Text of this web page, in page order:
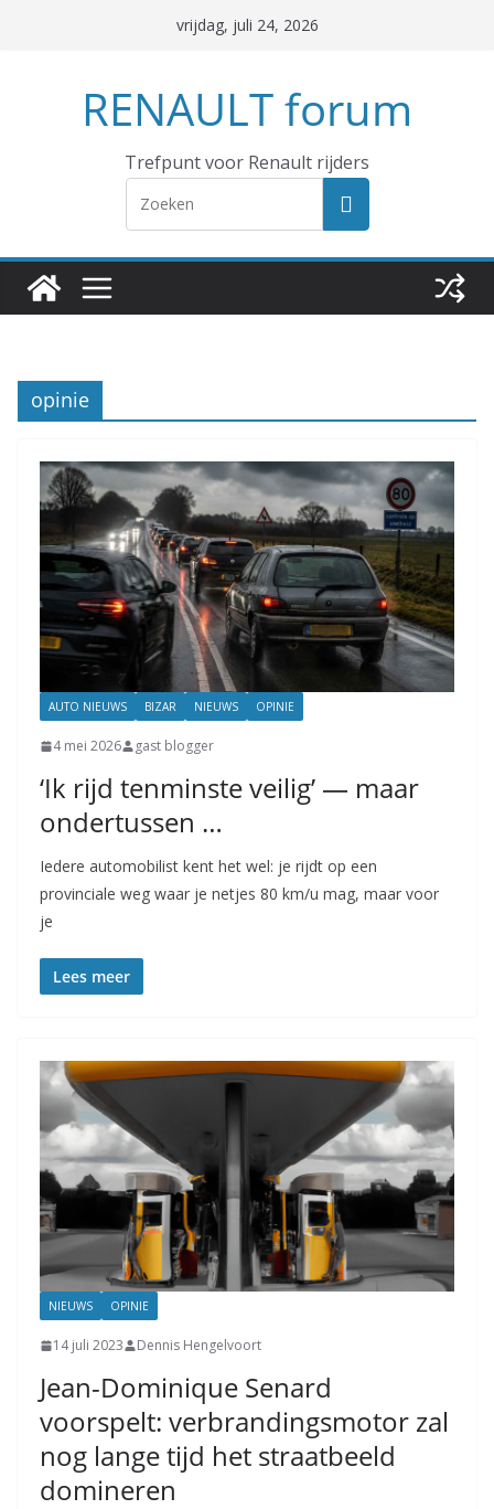
vrijdag, juli 24, 2026
RENAULT forum
Trefpunt voor Renault rijders
opinie
AUTO NIEUWS BIZAR NIEUWS OPINIE
4 mei 2026 gast blogger
‘Ik rijd tenminste veilig’ — maar
ondertussen …
Iedere automobilist kent het wel: je rijdt op een
provinciale weg waar je netjes 80 km/u mag, maar voor
je
Lees meer
NIEUWS OPINIE
14 juli 2023 Dennis Hengelvoort
Jean-Dominique Senard
voorspelt: verbrandingsmotor zal
nog lange tijd het straatbeeld
domineren